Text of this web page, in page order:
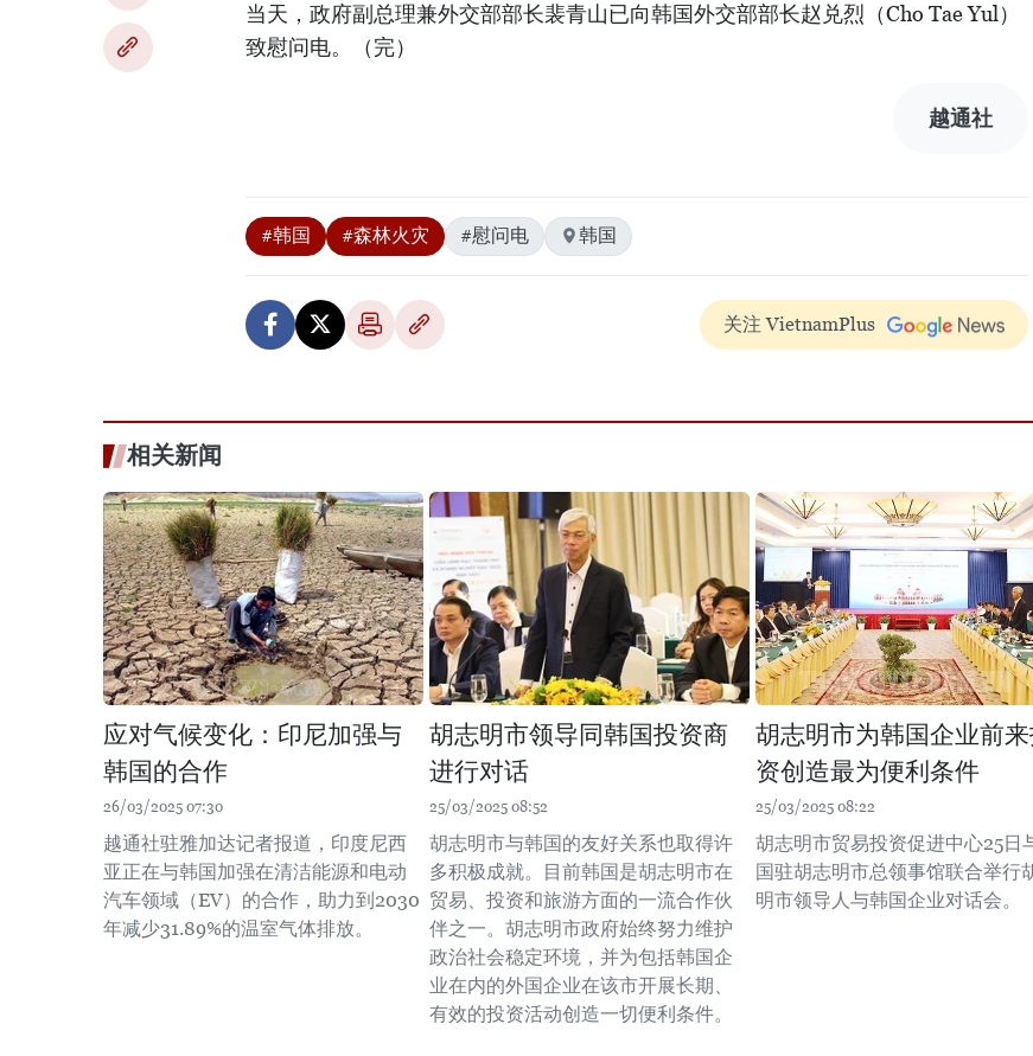
当天，政府副总理兼外交部部长裴青山已向韩国外交部部长赵兑烈（Cho Tae Yul）
致慰问电。（完）
越通社
#韩国 #森林火灾 #慰问电 韩国
关注 VietnamPlus
相关新闻
应对气候变化：印尼加强与
韩国的合作
26/03/2025 07:30
越通社驻雅加达记者报道，印度尼西
亚正在与韩国加强在清洁能源和电动
汽车领域（EV）的合作，助力到2030
年减少31.89%的温室气体排放。
胡志明市领导同韩国投资商
进行对话
25/03/2025 08:52
胡志明市与韩国的友好关系也取得许
多积极成就。目前韩国是胡志明市在
贸易、投资和旅游方面的一流合作伙
伴之一。胡志明市政府始终努力维护
政治社会稳定环境，并为包括韩国企
业在内的外国企业在该市开展长期、
有效的投资活动创造一切便利条件。
胡志明市为韩国企业前
资创造最为便利条件
25/03/2025 08:22
胡志明市贸易投资促进中心25日
国驻胡志明市总领事馆联合举行
明市领导人与韩国企业对话会。